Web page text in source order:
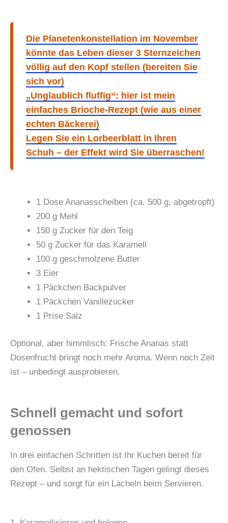
Die Planetenkonstellation im November
könnte das Leben dieser 3 Sternzeichen
völlig auf den Kopf stellen (bereiten Sie
sich vor)
„Unglaublich fluffig“: hier ist mein
einfaches Brioche-Rezept (wie aus einer
echten Bäckerei)
Legen Sie ein Lorbeerblatt in Ihren
Schuh – der Effekt wird Sie überraschen!
1 Dose Ananasscheiben (ca. 500 g, abgetropft)
200 g Mehl
150 g Zucker für den Teig
50 g Zucker für das Karamell
100 g geschmolzene Butter
3 Eier
1 Päckchen Backpulver
1 Päckchen Vanillezucker
1 Prise Salz
Optional, aber himmlisch: Frische Ananas statt
Dosenfrucht bringt noch mehr Aroma. Wenn noch Zeit
ist – unbedingt ausprobieren.
Schnell gemacht und sofort
genossen
In drei einfachen Schritten ist Ihr Kuchen bereit für
den Ofen. Selbst an hektischen Tagen gelingt dieses
Rezept – und sorgt für ein Lächeln beim Servieren.